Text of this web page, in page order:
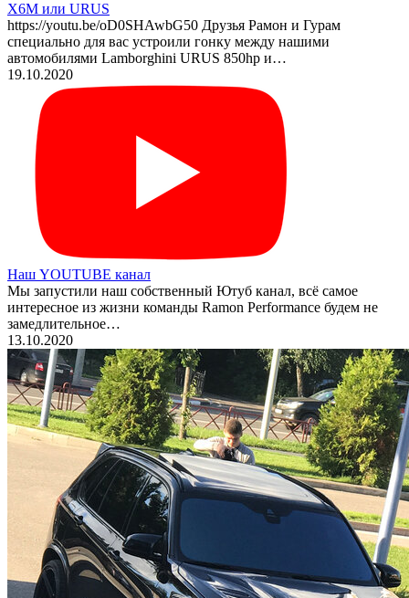
X6M или URUS
https://youtu.be/oD0SHAwbG50 Друзья Рамон и Гурам
специально для вас устроили гонку между нашими
автомобилями Lamborghini URUS 850hp и…
19.10.2020
Наш YOUTUBE канал
Мы запустили наш собственный Ютуб канал, всё самое
интересное из жизни команды Ramon Performance будем не
замедлительное…
13.10.2020